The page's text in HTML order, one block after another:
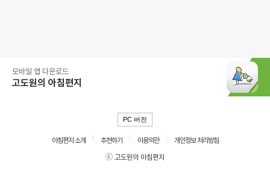
모바일 앱 다운로드
고도원의 아침편지
PC 버전
아침편지 소개 추천하기 이용약관
개인정보 처리방침
ⓒ 고도원의 아침편지